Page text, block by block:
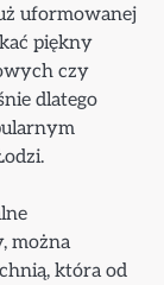
uformowanej
piękny
czy
dlatego
można
która od